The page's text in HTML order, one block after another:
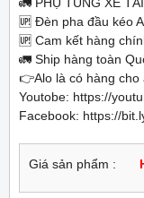
🆙️ Đèn pha đầu kéo
🆙️ Cam kết hàng
🚛 Ship hàng toàn
👉Alo là có hàng cho
Youtobe: https://
Facebook: https://
Giá sản phẩm :